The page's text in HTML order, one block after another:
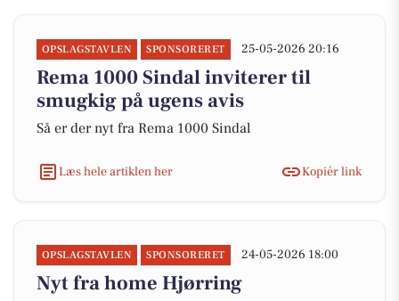
OPSLAGSTAVLEN SPONSORERET 25-05-2026 20:16
Rema 1000 Sindal inviterer til
smugkig på ugens avis
Så er der nyt fra Rema 1000 Sindal
Læs hele artiklen her Kopiér link
OPSLAGSTAVLEN SPONSORERET 24-05-2026 18:00
Nyt fra home Hjørring